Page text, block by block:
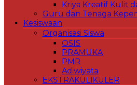
Kriya Kreatif Kulit
Guru dan Tenaga
Kesiswaan
Organisasi Siswa
OSIS
PRAMUKA
PMR
Adiwiyata
EKSTRAKULIKULER